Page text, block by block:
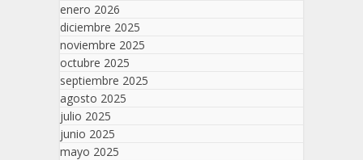
enero 2026
diciembre 2025
noviembre 2025
octubre 2025
septiembre 2025
agosto 2025
julio 2025
junio 2025
mayo 2025